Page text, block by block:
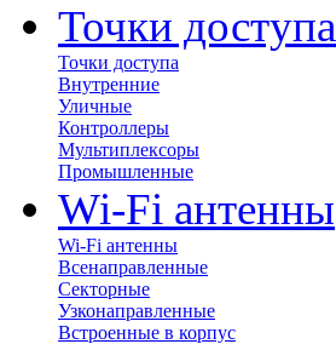
Точки доступа
Точки доступа
Внутренние
Уличные
Контроллеры
Мультиплексоры
Промышленные
Wi-Fi антенны
Wi-Fi антенны
Всенаправленные
Секторные
Узконаправленные
Встроенные в корпус